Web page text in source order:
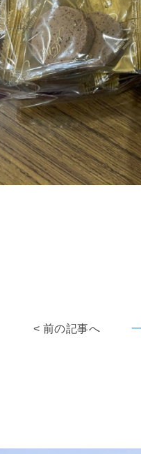
< 前の記事へ